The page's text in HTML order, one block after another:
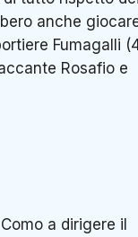
anche
Fumagalli
Rosafio e
a dirigere il